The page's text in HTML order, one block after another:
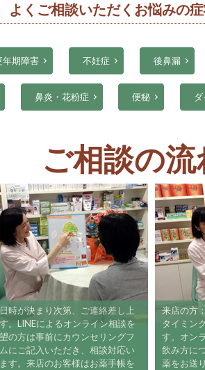
よくご相談いただくお悩みの
年期障害 不妊症 後鼻漏
鼻炎・花粉症 便秘 ダ
ご相談の流
日時が決まり次第、ご連絡差し上
す。LINEによるオンライン相談を
望の方は事前にカウンセリングフ
ムにご記入いただき、相談対応い
ます。来店のお客様はお薬手帳を
来店の
タイミ
す。オ
飲み方
薬をお